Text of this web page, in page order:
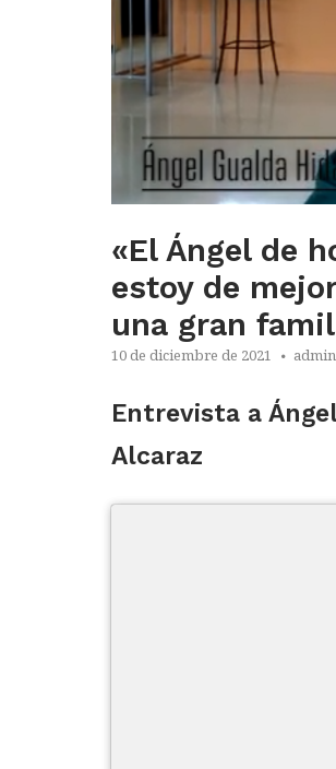
«El Ángel de
estoy de
una gran
10 de diciembre de 2021 admin
Entrevista a
Alcaraz